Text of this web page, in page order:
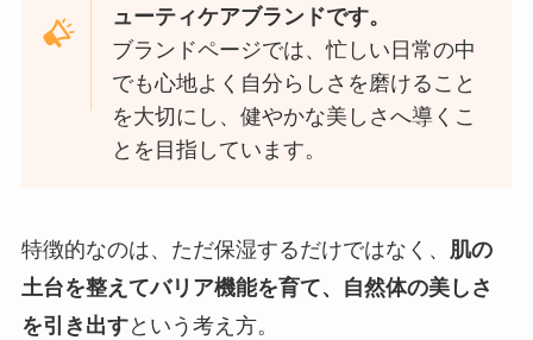
ューティケアブランドです。
ブランドページでは、忙しい日常の中
でも心地よく自分らしさを磨けること
を大切にし、健やかな美しさへ導くこ
とを目指しています。
特徴的なのは、ただ保湿するだけではなく、 肌の
土台を整えてバリア機能を育て、自然体の美しさ
を引き出すという考え方。